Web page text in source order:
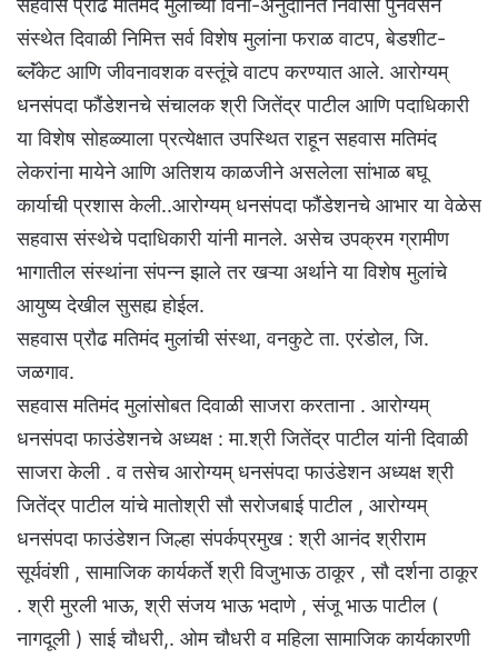
सहवास प्रौढ मतिमंद मुलांच्या विना-अनुदानित निवासी पुनर्वसन
संस्थेत दिवाळी निमित्त सर्व विशेष मुलांना फराळ वाटप, बेडशीट-
ब्लॅंकेट आणि जीवनावशक वस्तूंचे वाटप करण्यात आले. आरोग्यम्
धनसंपदा फौंडेशनचे संचालक श्री जितेंद्र पाटील आणि पदाधिकारी
या विशेष सोहळ्याला प्रत्येक्षात उपस्थित राहून सहवास मतिमंद
लेकरांना मायेने आणि अतिशय काळजीने असलेला सांभाळ बघू
कार्याची प्रशास केली..आरोग्यम् धनसंपदा फौंडेशनचे आभार या वेळेस
सहवास संस्थेचे पदाधिकारी यांनी मानले. असेच उपक्रम ग्रामीण
भागातील संस्थांना संपन्न झाले तर खऱ्या अर्थाने या विशेष मुलांचे
आयुष्य देखील सुसह्य होईल.
सहवास प्रौढ मतिमंद मुलांची संस्था, वनकुटे ता. एरंडोल, जि.
जळगाव.
सहवास मतिमंद मुलांसोबत दिवाळी साजरा करताना . आरोग्यम्
धनसंपदा फाउंडेशनचे अध्यक्ष : मा.श्री जितेंद्र पाटील यांनी दिवाळी
साजरा केली . व तसेच आरोग्यम् धनसंपदा फाउंडेशन अध्यक्ष श्री
जितेंद्र पाटील यांचे मातोश्री सौ सरोजबाई पाटील , आरोग्यम्
धनसंपदा फाउंडेशन जिल्हा संपर्कप्रमुख : श्री आनंद श्रीराम
सूर्यवंशी , सामाजिक कार्यकर्ते श्री विजुभाऊ ठाकूर , सौ दर्शना ठाकूर
. श्री मुरली भाऊ, श्री संजय भाऊ भदाणे , संजू भाऊ पाटील (
नागदूली ) साई चौधरी,. ओम चौधरी व महिला सामाजिक कार्यकारणी